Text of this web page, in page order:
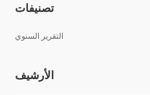
تصنيفات
التقرير السنوي
الأرشيف